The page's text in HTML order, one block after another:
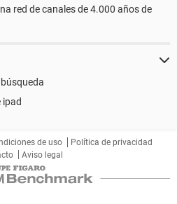
red de canales de 4.000 años de
de uso
Política de privacidad
Aviso legal